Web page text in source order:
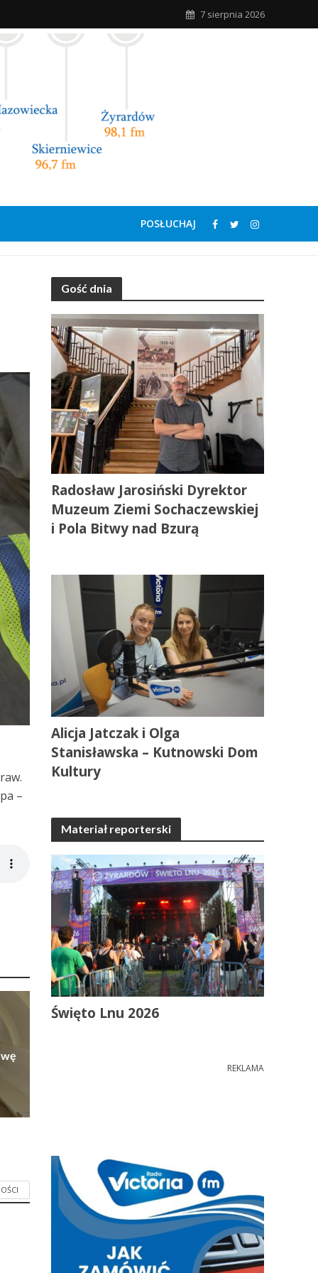
7 sierpnia 2026
POSŁUCHAJ
–
Gość dnia
Radosław Jarosiński Dyrektor
Muzeum Ziemi Sochaczewskiej
i Pola Bitwy nad Bzurą
Alicja Jatczak i Olga
Stanisławska – Kutnowski Dom
Kultury
Materiał reporterski
Święto Lnu 2026
REKLAMA